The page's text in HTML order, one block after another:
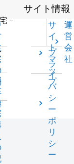
－
サイト情報
サ
イ
ト
マ
ッ
プ
運
営
会
社
プ
ラ
イ
バ
シ
ー
ポ
リ
シ
ー